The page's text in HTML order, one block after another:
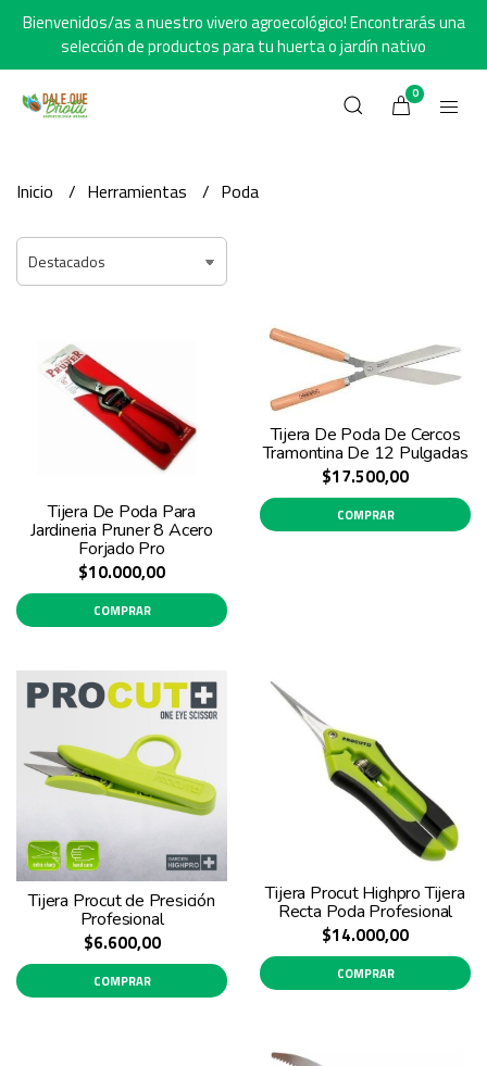
Bienvenidos/as a nuestro vivero agroecológico! Encontrarás una
selección de productos para tu huerta o jardín nativo
0
Inicio Herramientas Poda
Tijera De Poda Para
Jardineria Pruner 8 Acero
Forjado Pro
$10.000,00
COMPRAR
Tijera De Poda De Cercos
Tramontina De 12 Pulgadas
$17.500,00
COMPRAR
Tijera Procut de Presición
Profesional
$6.600,00
COMPRAR
Tijera Procut Highpro Tijera
Recta Poda Profesional
$14.000,00
COMPRAR